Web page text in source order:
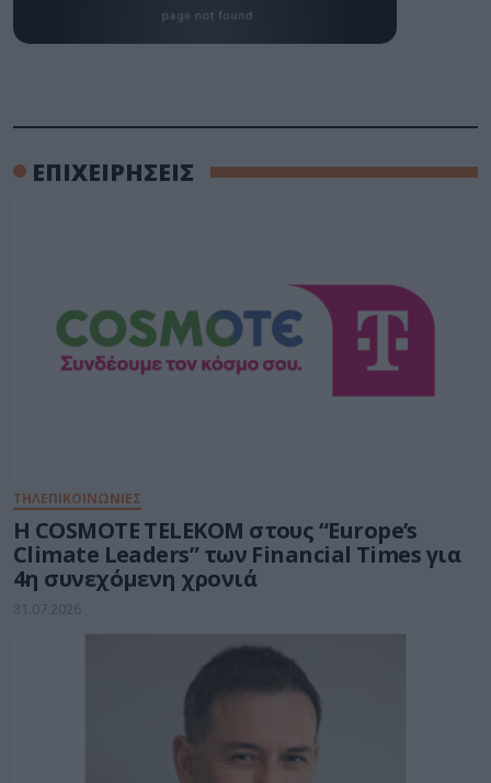
ΕΠΙΧΕΙΡΗΣΕΙΣ
ΤΗΛΕΠΙΚΟΙΝΩΝΙΕΣ
Η COSMOTE TELEKOM στους “Europe’s
Climate Leaders” των Financial Times για
4η συνεχόμενη χρονιά
31.07.2026